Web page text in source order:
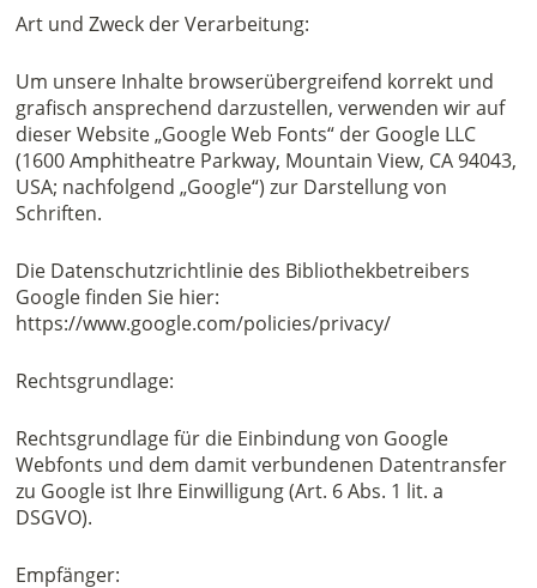
Art und Zweck der Verarbeitung:
Um unsere Inhalte browserübergreifend korrekt und
grafisch ansprechend darzustellen, verwenden wir auf
dieser Website „Google Web Fonts“ der Google LLC
(1600 Amphitheatre Parkway, Mountain View, CA 94043,
USA; nachfolgend „Google“) zur Darstellung von
Schriften.
Die Datenschutzrichtlinie des Bibliothekbetreibers
Google finden Sie hier:
https://www.google.com/policies/privacy/
Rechtsgrundlage:
Rechtsgrundlage für die Einbindung von Google
Webfonts und dem damit verbundenen Datentransfer
zu Google ist Ihre Einwilligung (Art. 6 Abs. 1 lit. a
DSGVO).
Empfänger: